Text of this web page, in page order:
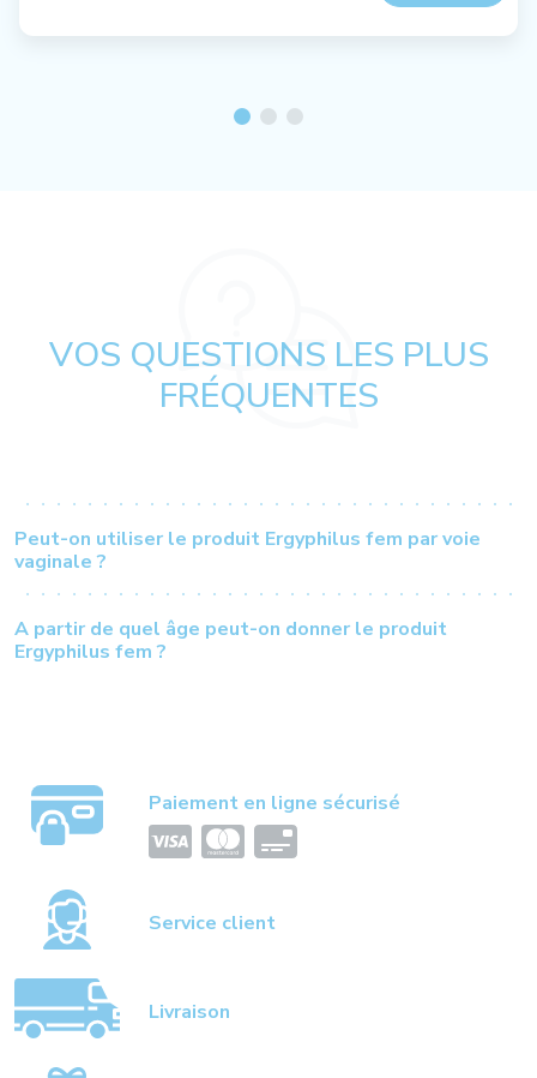
VOS QUESTIONS LES PLUS
FRÉQUENTES
Peut-on utiliser le produit Ergyphilus fem par voie
vaginale ?
A partir de quel âge peut-on donner le produit
Ergyphilus fem ?
Paiement en ligne sécurisé
Service client
Livraison